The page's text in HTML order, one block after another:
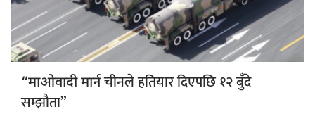
“माओवादी मार्नचीनले हतियार दिएपछि १२ बुँदे
सम्झौता”